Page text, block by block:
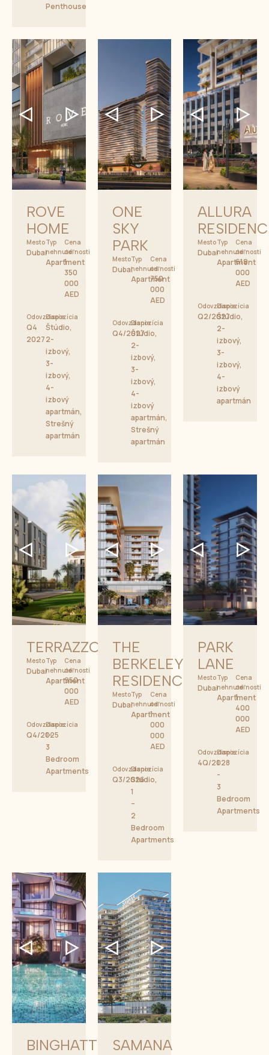
Penthouse
ROVE
HOME
Mesto
Dubai
Typ
nehnuteľnosti
Apartment
Cena
od
1
350
000
AED
Odovzdanie
Q4
2027
Dispozícia
Štúdio,
2-
izbový,
3-
izbový,
4-
izbový
apartmán,
Strešný
apartmán
ONE
SKY
PARK
Mesto
Dubai
Typ
nehnuteľnosti
Apartment
Cena
od
750
000
AED
Odovzdanie
Q4/2027
Dispozícia
Štúdio,
2-
izbový,
3-
izbový,
4-
izbový
apartmán,
Strešný
apartmán
ALLURA
Mesto
Dubai
Typ
nehnuteľnosti
Apartment
Cena
od
619
000
AED
Odovzdanie
Q2/2027
Dispozícia
Štúdio,
2-
izbový,
3-
izbový,
4-
izbový
apartmán
TERRAZZO
Mesto
Dubai
Typ
nehnuteľnosti
Apartment
Cena
od
950
000
AED
Odovzdanie
Q4/2025
Dispozícia
1-
3
Bedroom
Apartments
THE
BERKELEY
RESIDENCES
Mesto
Dubai
Typ
nehnuteľnosti
Apartment
Cena
od
1
000
000
AED
Odovzdanie
Q3/2026
Dispozícia
Studio,
1
–
2
Bedroom
Apartments
PARK
LANE
Mesto
Dubai
Typ
nehnuteľnosti
Apartment
Cena
od
1
400
000
AED
Odovzdanie
4Q/2028
Dispozícia
1
-
3
Bedroom
Apartments
BINGHATTI
SAMANA